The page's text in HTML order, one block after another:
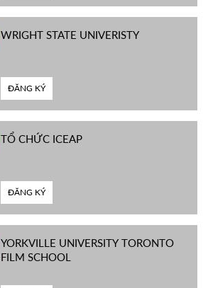
WRIGHT STATE UNIVERISTY
ĐĂNG KÝ
TỔ CHỨC ICEAP
ĐĂNG KÝ
YORKVILLE UNIVERSITY TORONTO
FILM SCHOOL